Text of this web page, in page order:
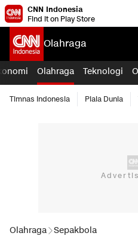
CNN Indonesia
Find it on Play Store
Olahraga
Olahraga Teknologi
Timnas Indonesia Piala Dunia
Olahraga Sepakbola